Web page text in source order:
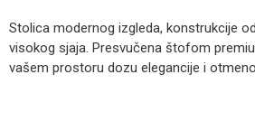
Stolica modernog izgleda, konstrukcije
visokog sjaja. Presvučena štofom
vašem prostoru dozu elegancije i